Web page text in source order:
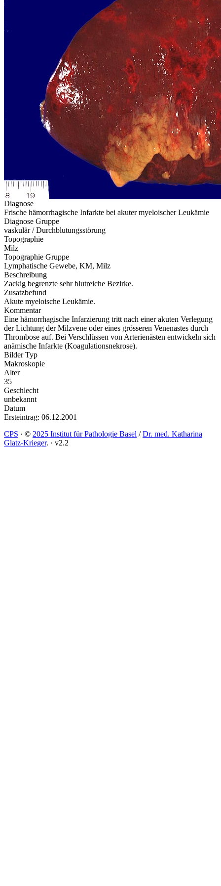
Diagnose
Frische hämorrhagische Infarkte bei akuter myeloischer Leukämie
Diagnose Gruppe
vaskulär / Durchblutungsstörung
Topographie
Milz
Topographie Gruppe
Lymphatische Gewebe, KM, Milz
Beschreibung
Zackig begrenzte sehr blutreiche Bezirke.
Zusatzbefund
Akute myeloische Leukämie.
Kommentar
Eine hämorrhagische Infarzierung tritt nach einer akuten Verlegung
der Lichtung der Milzvene oder eines grösseren Venenastes durch
Thrombose auf. Bei Verschlüssen von Arterienästen entwickeln sich
anämische Infarkte (Koagulationsnekrose).
Bilder Typ
Makroskopie
Alter
35
Geschlecht
unbekannt
Datum
Ersteintrag: 06.12.2001
CPS · © 2025 Institut für Pathologie Basel /Dr. med. Katharina
Glatz-Krieger. · v2.2